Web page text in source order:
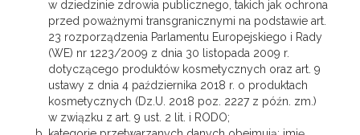
w dziedzinie zdrowia publicznego, takich jak ochrona
przed poważnymi transgranicznymi na podstawie art.
23 rozporządzenia Parlamentu Europejskiego i Rady
(WE) nr 1223/2009 z dnia 30 listopada 2009 r.
dotyczącego produktów kosmetycznych oraz art. 9
ustawy z dnia 4 października 2018 r. o produktach
kosmetycznych (Dz.U. 2018 poz. 2227 z późn. zm.)
w związku z art. 9 ust. 2 lit. i RODO;